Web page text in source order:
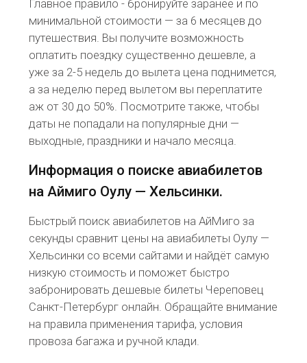
Главное правило - бронируйте заранее и по
минимальной стоимости — за 6 месяцев до
путешествия. Вы получите возможность
оплатить поездку существенно дешевле, а
уже за 2-5 недель до вылета цена поднимется,
а за неделю перед вылетом вы переплатите
аж от 30 до 50%. Посмотрите также, чтобы
даты не попадали на популярные дни —
выходные, праздники и начало месяца.
Информация о поиске авиабилетов
на Аймиго Оулу — Хельсинки.
Быстрый поиск авиабилетов на АйМиго за
секунды сравнит цены на авиабилеты Оулу —
Хельсинки со всеми сайтами и найдёт самую
низкую стоимость и поможет быстро
забронировать дешевые билеты Череповец
Санкт-Петербург онлайн. Обращайте внимание
на правила применения тарифа, условия
провоза багажа и ручной клади.